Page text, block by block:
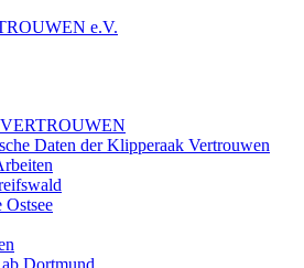
e.V.
Daten der Klipperaak Vertrouwen
Ostsee
Dortmund